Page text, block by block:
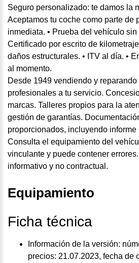
Seguro personalizado: te damos la
Aceptamos tu coche como parte de
inmediata. • Prueba del vehículo sin
Certificado por escrito de
daños estructurales. • ITV al día. •
al momento.
Desde 1949 vendiendo y
profesionales a tu servicio.
marcas. Talleres propios para la
gestión de garantías.
proporcionados, incluyendo informe
Consulta el equipamiento del
vinculante y puede contener
informativo y no contractual.
Equipamiento
Ficha técnica
Información de la versión:
precios: 21.07.2023, fecha de